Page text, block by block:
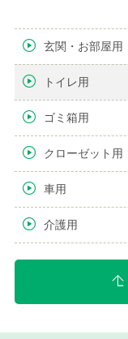
玄関・お部屋用
トイレ用
ゴミ箱用
クローゼット用
車用
介護用